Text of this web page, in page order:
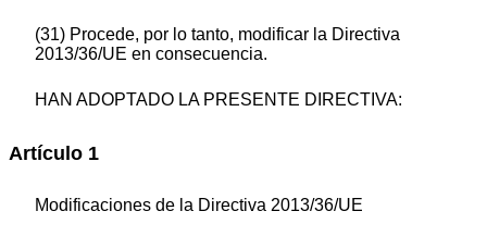
(31) Procede, por lo tanto, modificar la Directiva
2013/36/UE en consecuencia.
HAN ADOPTADO LA PRESENTE DIRECTIVA:
Artículo 1
Modificaciones de la Directiva 2013/36/UE